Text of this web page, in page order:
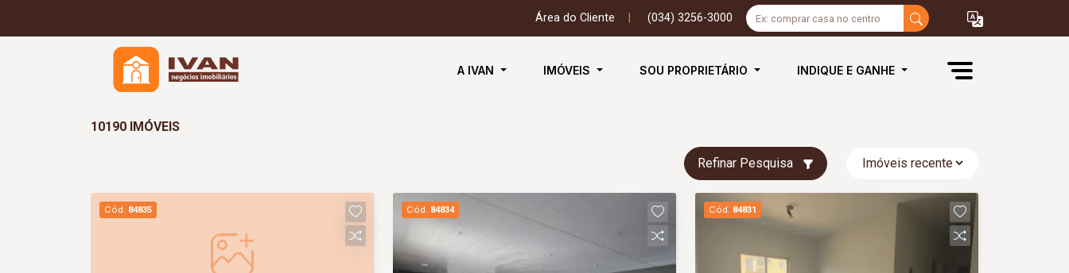
Área do Cliente (034) 3256-3000
A IVAN IMÓVEIS SOU PROPRIETÁRIO INDIQUE E GANHE
10190 IMÓVEIS
Refinar Pesquisa
Cód. 84835 Cód. 84834 Cód. 84831